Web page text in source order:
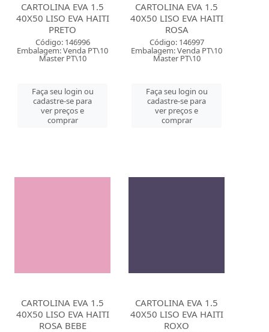
CARTOLINA EVA 1.5
40X50 LISO EVA HAITI
PRETO
Código: 146996
Embalagem: Venda PT\10
Master PT\10
Faça seu login ou
cadastre-se para
ver preços e
comprar
CARTOLINA EVA 1.5
40X50 LISO EVA HAITI
ROSA
Código: 146997
Embalagem: Venda PT\10
Master PT\10
Faça seu login ou
cadastre-se para
ver preços e
comprar
CARTOLINA EVA 1.5
40X50 LISO EVA HAITI
ROSA BEBE
CARTOLINA EVA 1.5
40X50 LISO EVA HAITI
ROXO